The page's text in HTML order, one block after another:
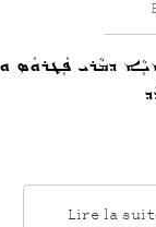
ܕܡܵܪܝ ܦܲܛܪܘܿܣ
Lire la